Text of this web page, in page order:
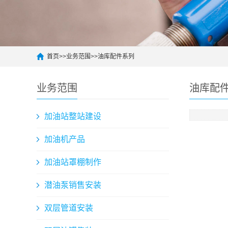
首页>>业务范围>>油库配件系列
业务范围
加油站整站建设
加油机产品
加油站罩棚制作
潜油泵销售安装
双层管道安装
油库配